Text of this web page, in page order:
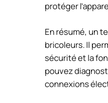
protéger
En résumé, un
bricoleurs. Il
sécurité et la
pouvez
connexions